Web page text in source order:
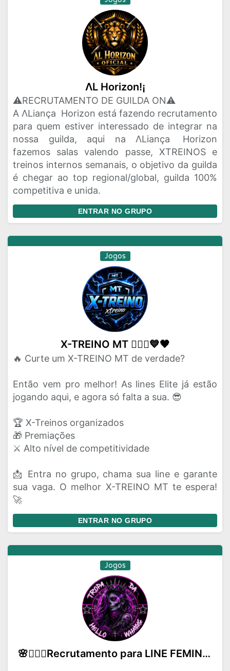
ΛL Horizon!¡
⚠️RECRUTAMENTO DE GUILDA ON⚠️
A ΛLiança Horizon está fazendo recrutamento
para quem estiver interessado de integrar na
nossa guilda, aqui na ΛLiança Horizon
fazemos salas valendo passe, XTREINOS e
treinos internos semanais, o objetivo da guilda
é chegar ao top regional/global, guilda 100%
competitiva e unida.
ENTRAR NO GRUPO
Jogos
X-TREINO MT 🙅🏽‍♂️💙🖤
🔥 Curte um X-TREINO MT de verdade?
Então vem pro melhor! As lines Elite já estão
jogando aqui, e agora só falta a sua. 😎
🏆 X-Treinos organizados
🎁 Premiações
⚔️ Alto nível de competitividade
📩 Entra no grupo, chama sua line e garante
sua vaga. O melhor X-TREINO MT te espera!
🚀
ENTRAR NO GRUPO
Jogos
🌸🧚🏻‍♀️Recrutamento para LINE FEMININA-FF